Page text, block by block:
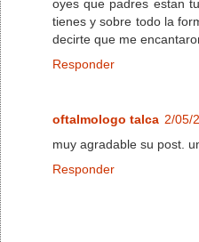
oyes que padres estan
tienes y sobre todo la
decirte que me
Responder
oftalmologo talca 2/05/
muy agradable su post.
Responder